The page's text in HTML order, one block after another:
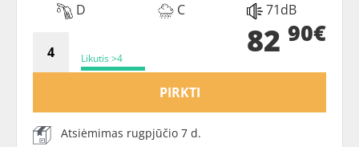
D
C 71dB
Likutis >4 82 90€
PIRKTI
Atsiėmimas rugpjūčio 7 d.